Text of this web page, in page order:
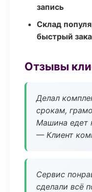
запись
Склад
быстрый
Отзывы
Делал
срокам,
Машина едет
— Клиент
Сервис
сделали всё